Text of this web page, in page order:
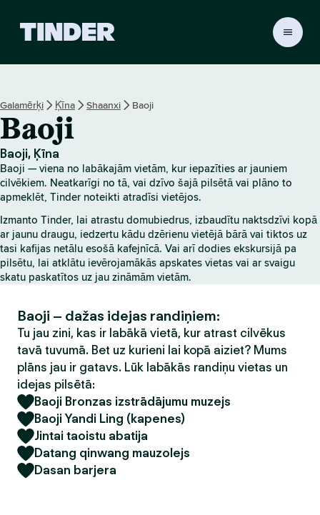
r
u
m
l
p
a
Galamērķi Ķīna Shaanxi Baoji
Baoji
Baoji, Ķīna
Baoji — viena no labākajām vietām, kur iepazīties ar jauniem
cilvēkiem. Neatkarīgi no tā, vai dzīvo šajā pilsētā vai plāno to
apmeklēt, Tinder noteikti atradīsi vietējos.
Izmanto Tinder, lai atrastu domubiedrus, izbaudītu naktsdzīvi kopā
ar jaunu draugu, iedzertu kādu dzērienu vietējā bārā vai tiktos uz
tasi kafijas netālu esošā kafejnīcā. Vai arī dodies ekskursijā pa
pilsētu, lai atklātu ievērojamākās apskates vietas vai ar svaigu
skatu paskatītos uz jau zināmām vietām.
Baoji – dažas idejas randiņiem:
Tu jau zini, kas ir labākā vietā, kur atrast cilvēkus
tavā tuvumā. Bet uz kurieni lai kopā aiziet? Mums
plāns jau ir gatavs. Lūk labākās randiņu vietas un
idejas pilsētā:
Baoji Bronzas izstrādājumu muzejs
Baoji Yandi Ling (kapenes)
Jintai taoistu abatija
Datang qinwang mauzolejs
Dasan barjera